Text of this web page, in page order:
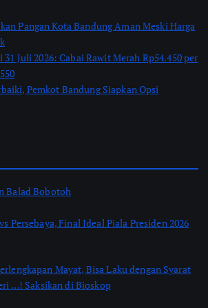
Pangan Kota Bandung Aman Meski Harga
Juli 2026: Cabai Rawit Merah Rp54.450 per
Pemkot Bandung Siapkan Opsi
Balad Bobotoh
Persebaya, Final Ideal Piala Presiden 2026
Mayat, Bisa Laku dengan Syarat
…! Saksikan di Bioskop